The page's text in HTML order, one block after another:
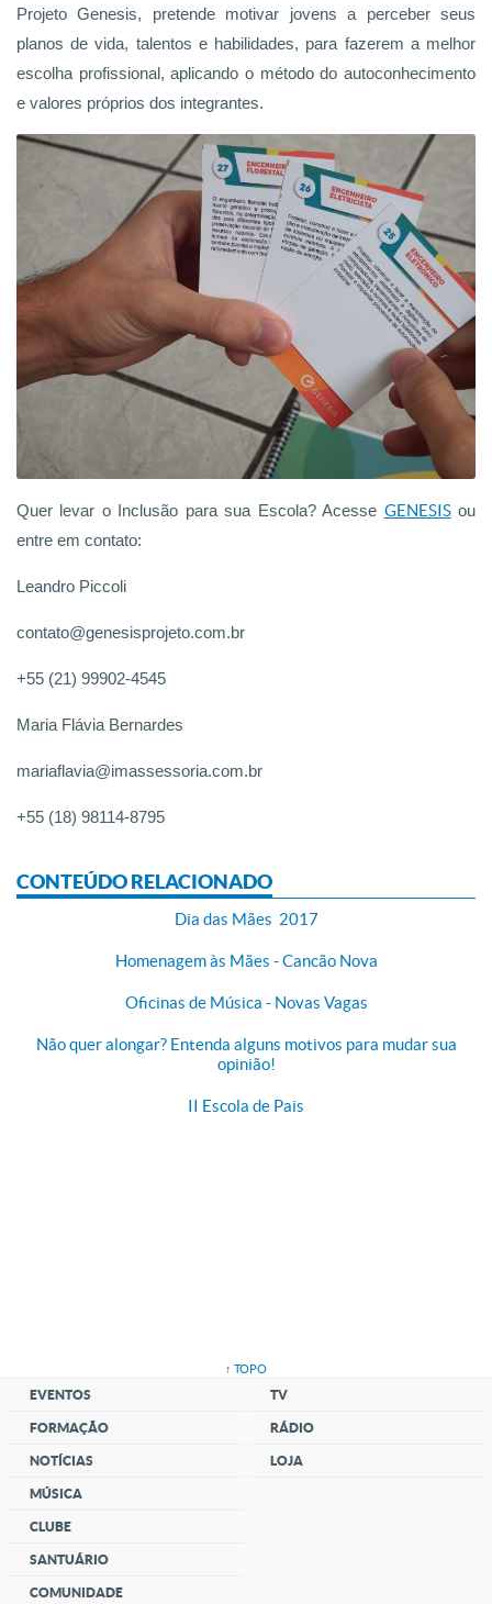
Projeto Genesis, pretende motivar jovens a perceber seus
planos de vida, talentos e habilidades, para fazerem a melhor
escolha profissional, aplicando o método do autoconhecimento
e valores próprios dos integrantes.
Quer levar o Inclusão para sua Escola? Acesse GENESISou
entre em contato:
Leandro Piccoli
contato@genesisprojeto.com.br
+55 (21) 99902-4545
Maria Flávia Bernardes
mariaflavia@imassessoria.com.br
+55 (18) 98114-8795
CONTEÚDO RELACIONADO
Dia das Mães 2017
Homenagem às Mães - Cancão Nova
Oficinas de Música - Novas Vagas
Não quer alongar? Entenda alguns motivos para mudar sua
opinião!
II Escola de Pais
↑ TOPO
EVENTOS
FORMAÇÃO
NOTÍCIAS
MÚSICA
CLUBE
SANTUÁRIO
COMUNIDADE
TV
RÁDIO
LOJA